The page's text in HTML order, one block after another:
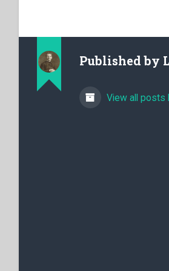
Published by
View all posts